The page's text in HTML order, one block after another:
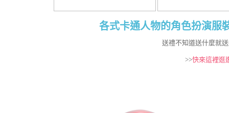
各式卡通人物的角色扮演服
送禮不知道送什麼就
>>快來這裡逛